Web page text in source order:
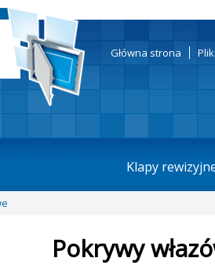
Główna strona
Klapy
Pokrywy